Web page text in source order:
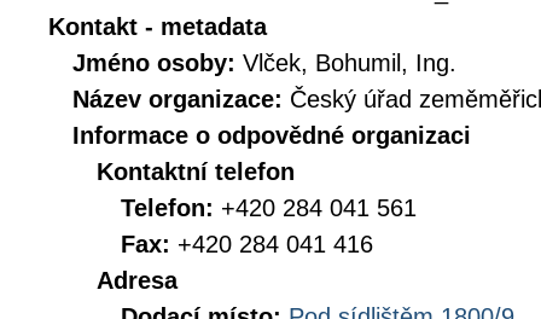
Kontakt - metadata
Jméno osoby: Vlček, Bohumil, Ing.
Název organizace: Český úřad
Informace o odpovědné organizaci
Kontaktní telefon
Telefon: +420 284 041 561
Fax: +420 284 041 416
Adresa